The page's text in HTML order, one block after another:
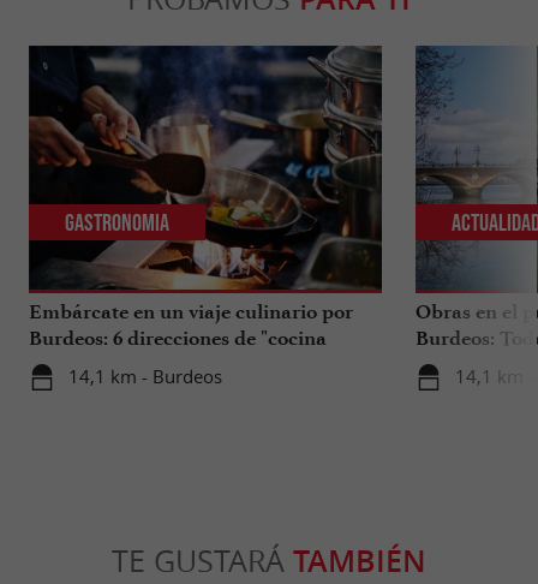
Embárcate en un viaje culinario por
Burdeos: 6 direcciones de "cocina
internacional"
14,1 km - Burdeos
Gastronomia
Obras en el
Burdeos:
tus viajes en
14,1 km
TE GUSTARÁ TAMBIÉN